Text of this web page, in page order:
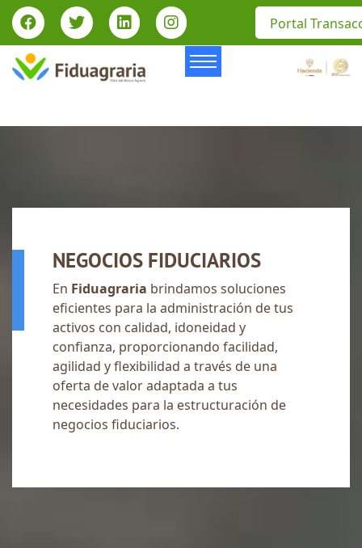
Portal
NEGOCIOS FIDUCIARIOS
En Fiduagraria brindamos soluciones
eficientes para la administración de tus
activos con calidad, idoneidad y
confianza, proporcionando facilidad,
agilidad y flexibilidad a través de una
oferta de valor adaptada a tus
necesidades para la estructuración de
negocios fiduciarios.